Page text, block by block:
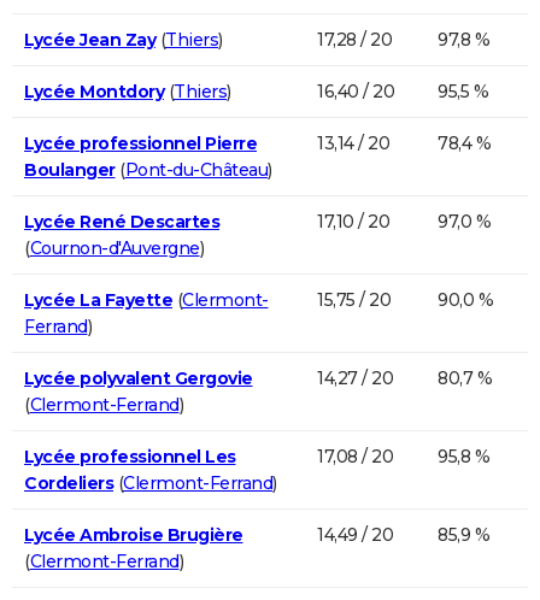
Lycée Jean Zay(Thiers) 17,28 / 20 97,8 %
Lycée Montdory(Thiers) 16,40 / 20 95,5 %
Lycée professionnel Pierre
Boulanger(Pont-du-Château)
13,14 / 20 78,4 %
Lycée René Descartes
(Cournon-d'Auvergne)
17,10 / 20 97,0 %
Lycée La Fayette (Clermont-
Ferrand)
15,75 / 20 90,0 %
Lycée polyvalent Gergovie
(Clermont-Ferrand)
14,27 / 20 80,7 %
Lycée professionnel Les
Cordeliers(Clermont-Ferrand)
17,08 / 20 95,8 %
Lycée Ambroise Brugière
(Clermont-Ferrand)
14,49 / 20 85,9 %